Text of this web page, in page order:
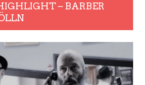
– BARBER